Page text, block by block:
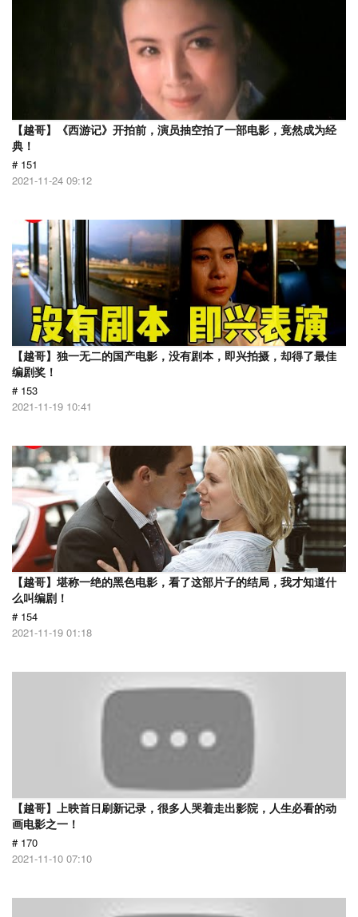
【越哥】《西游记》开拍前，演员抽空拍了一部电影，竟然成为经
典！
# 151
2021-11-24 09:12
【越哥】独一无二的国产电影，没有剧本，即兴拍摄，却得了最佳
编剧奖！
# 153
2021-11-19 10:41
【越哥】堪称一绝的黑色电影，看了这部片子的结局，我才知道什
么叫编剧！
# 154
2021-11-19 01:18
【越哥】上映首日刷新记录，很多人哭着走出影院，人生必看的动
画电影之一！
# 170
2021-11-10 07:10